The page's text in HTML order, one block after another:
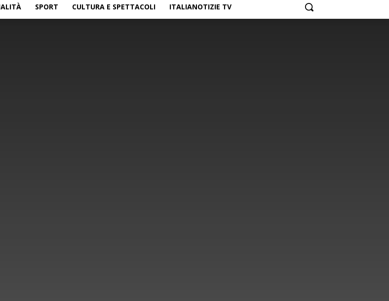
SPORT CULTURA E SPETTACOLI ITALIANOTIZIE TV